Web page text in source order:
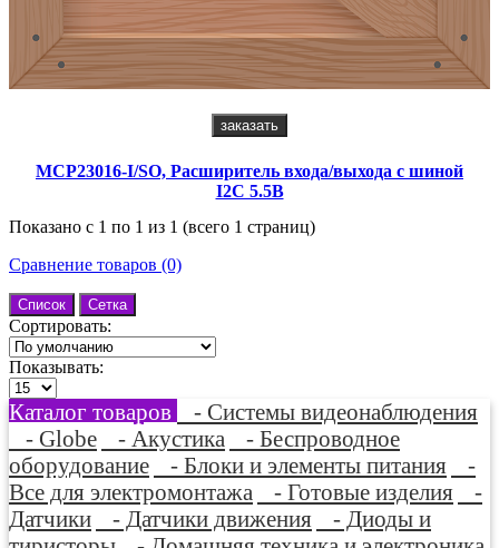
заказать
MCP23016-I/SO, Расширитель входа/выхода с шиной
I2C 5.5В
Показано с 1 по 1 из 1 (всего 1 страниц)
Сравнение товаров (0)
Список Сетка
Сортировать:
Показывать:
Каталог товаров
- Системы видеонаблюдения
- Globe
- Акустика
- Беспроводное
оборудование
- Блоки и элементы питания
-
Все для электромонтажа
- Готовые изделия
-
Датчики
- Датчики движения
- Диоды и